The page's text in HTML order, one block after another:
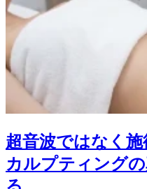
超音波ではなく
カルプティング